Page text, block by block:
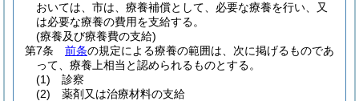
おいては、市は、療養補償として、必要な療養を行い、又
は必要な療養の費用を支給する。
(療養及び療養費の支給)
第7条
前条の規定による療養の範囲は、次に掲げるものであ
って、療養上相当と認められるものとする。
(1)
診察
(2)
薬剤又は治療材料の支給